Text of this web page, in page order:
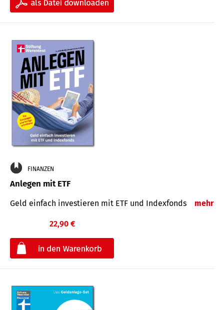
FINANZEN
Anlegen mit ETF
Geld einfach investieren mit ETF und Indexfonds mehr
22,90 €